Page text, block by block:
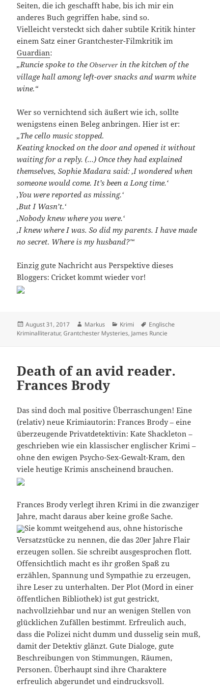
Seiten, die ich geschafft habe, bis ich mir ein
anderes Buch gegriffen habe, sind so.
Vielleicht versteckt sich daher subtile Kritik hinter
einem Satz einer Grantchester-Filmkritik im
Guardian:
„Runcie spoke to theObserver in the kitchen of the
village hall among left-over snacks and warm white
wine.“
Wer so vernichtend sich äußert wie ich, sollte
wenigstens einen Beleg anbringen. Hier ist er:
„The cello music stopped.
Keating knocked on the door and opened it without
waiting for a reply. (…) Once they had explained
themselves, Sophie Madara said: ‚I wondered when
someone would come. It’s been a Long time.‘
‚You were reported as missing.‘
‚But I Wasn’t.‘
‚Nobody knew where you were.‘
‚I knew where I was. So did my parents. I have made
no secret. Where is my husband?'“
Einzig gute Nachricht aus Perspektive dieses
Bloggers: Cricket kommt wieder vor!
Veröffentlicht
am
August 31, 2017 Autor
Markus Kategorien
Krimi Schlagwörter
Englische
Kriminalliteratur,Grantchester Mysteries, James Runcie
Death of an avid reader.
Frances Brody
Das sind doch mal positive Überraschungen! Eine
(relativ) neue Krimiautorin: Frances Brody – eine
überzeugende Privatdetektivin: Kate Shackleton –
geschrieben wie ein klassischer englischer Krimi –
ohne den ewigen Psycho-Sex-Gewalt-Kram, den
viele heutige Krimis anscheinend brauchen.
Frances Brody verlegt ihren Krimi in die zwanziger
Jahre, macht daraus aber keine große Sache.
Sie kommt weitgehend aus, ohne historische
Versatzstücke zu nennen, die das 20er Jahre Flair
erzeugen sollen. Sie schreibt ausgesprochen flott.
Offensichtlich macht es ihr großen Spaß zu
erzählen, Spannung und Sympathie zu erzeugen,
ihre Leser zu unterhalten. Der Plot (Mord in einer
öffentlichen Bibliothek) ist gut gestrickt,
nachvollziehbar und nur an wenigen Stellen von
glücklichen Zufällen bestimmt. Erfreulich auch,
dass die Polizei nicht dumm und dusselig sein muß,
damit der Detektiv glänzt. Gute Dialoge, gute
Beschreibungen von Stimmungen, Räumen,
Personen. Überhaupt sind ihre Charaktere
erfreulich abgerundet und eindrucksvoll.